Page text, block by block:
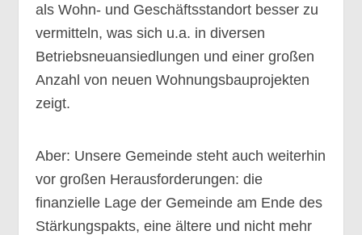
als Wohn- und Geschäftsstandort besser zu
vermitteln, was sich u.a. in diversen
Betriebsneuansiedlungen und einer großen
Anzahl von neuen Wohnungsbauprojekten
zeigt.
Aber: Unsere Gemeinde steht auch weiterhin
vor großen Herausforderungen: die
finanzielle Lage der Gemeinde am Ende des
Stärkungspakts, eine ältere und nicht mehr